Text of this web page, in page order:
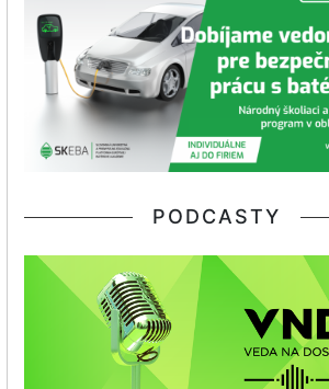
PODCASTY